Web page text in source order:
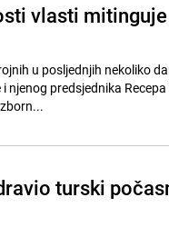
vlasti
u posljednjih nekoliko
njenog predsjednika
turski